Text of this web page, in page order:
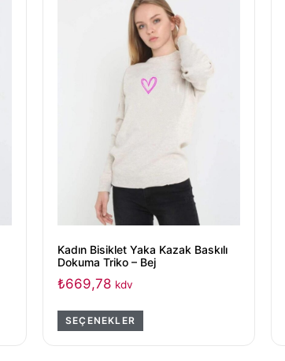
Kadın Bisiklet Yaka Kazak Baskılı
Dokuma Triko – Bej
₺669,78 kdv
SEÇENEKLER